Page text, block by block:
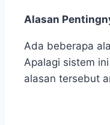
Alasan
Ada beberapa
Apalagi sistem
alasan tersebut